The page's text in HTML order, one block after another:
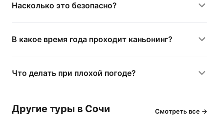
Насколько это безопасно?
В какое время года проходит каньонинг?
Что делать при плохой погоде?
Другие туры в Сочи Смотреть все →